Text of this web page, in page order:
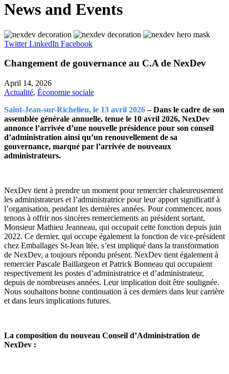
News and Events
Twitter LinkedIn Facebook
Changement de gouvernance au C.A de NexDev
April 14, 2026
Actualité, Économie sociale
Saint-Jean-sur-Richelieu, le 13 avril 2026 –Dans le cadre de son
assemblée générale annuelle, tenue le 10 avril 2026, NexDev
annonce l’arrivée d’une nouvelle présidence pour son conseil
d’administration ainsi qu’un renouvellement de sa
gouvernance, marqué par l’arrivée de nouveaux
administrateurs.
NexDev tient à prendre un moment pour remercier chaleureusement
les administrateurs et l’administratrice pour leur apport significatif à
l’organisation, pendant les dernières années. Pour commencer, nous
tenons à offrir nos sincères remerciements au président sortant,
Monsieur Mathieu Jeanneau, qui occupait cette fonction depuis juin
2022. Ce dernier, qui occupe également la fonction de vice-président
chez Emballages St-Jean ltée, s’est impliqué dans la transformation
de NexDev, a toujours répondu présent. NexDev tient également à
remercier Pascale Baillargeon et Patrick Bonneau qui occupaient
respectivement les postes d’administratrice et d’administrateur,
depuis de nombreuses années. Leur implication doit être soulignée.
Nous souhaitons bonne continuation à ces derniers dans leur carrière
et dans leurs implications futures.
La composition du nouveau Conseil d’Administration de
NexDev :